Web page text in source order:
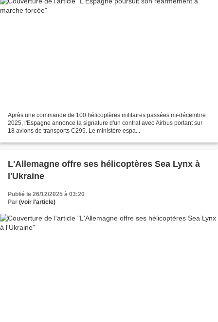
Après une commande de 100 hélicoptères militaires passées mi-décembre
2025, l'Espagne annonce la signature d'un contrat avec Airbus portant sur
18 avions de transports C295. Le ministère espa...
L'Allemagne offre ses hélicoptères Sea Lynx à
l'Ukraine
Publié le 26/12/2025 à 03:20
Par (voir l'article)